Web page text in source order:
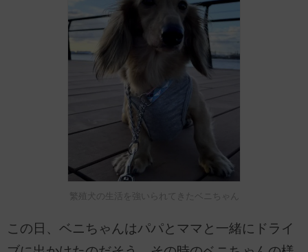
繁殖犬の生活を強いられてきたベニちゃん
この日、ベニちゃんはパパとママと一緒にドライ